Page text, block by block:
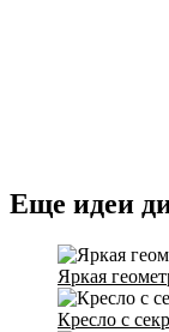
Еще идеи
Яркая
Кресло с